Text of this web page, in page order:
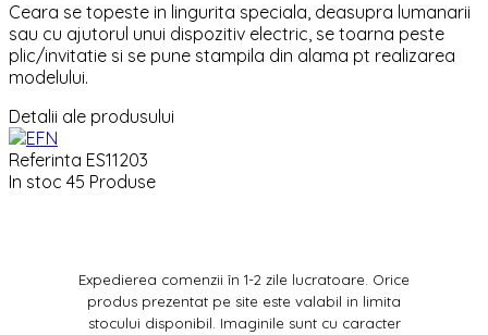
Ceara se topeste in lingurita speciala, deasupra lumanarii
sau cu ajutorul unui dispozitiv electric, se toarna peste
plic/invitatie si se pune stampila din alama pt realizarea
modelului.
Detalii ale produsului
Referinta ES11203
In stoc 45 Produse
Expedierea comenzii în 1-2 zile lucratoare. Orice
produs prezentat pe site este valabil in limita
stocului disponibil. Imaginile sunt cu caracter